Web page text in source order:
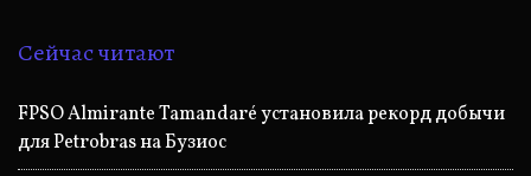
Сейчас читают
FPSO Almirante Tamandaré установила рекорд добычи
для Petrobras на Бузиос